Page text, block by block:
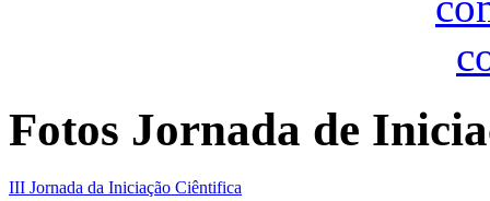
Fotos Jornada de
III Jornada da Iniciação Ciêntifica